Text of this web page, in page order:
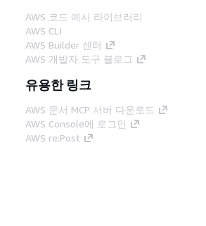
AWS 코드 예시 라이브러리
AWS CLI
AWS Builder 센터
AWS 개발자 도구 블로그
유용한 링크
AWS 문서 MCP 서버 다운로드
AWS Console에 로그인
AWS re:Post